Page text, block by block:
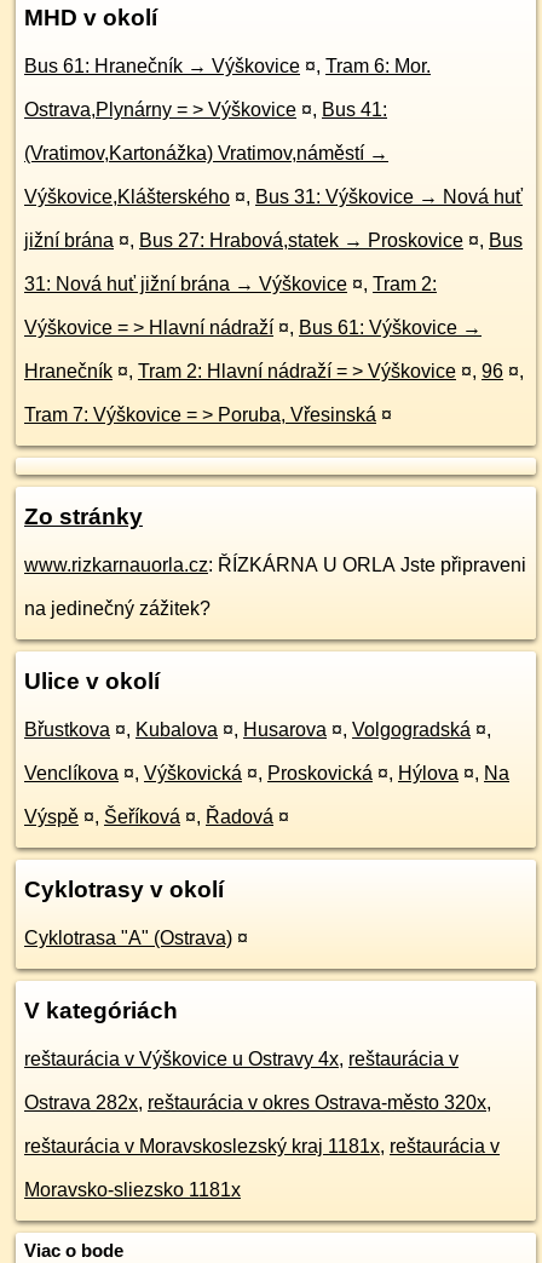
MHD v okolí
Bus 61: Hranečník → Výškovice ¤, Tram 6: Mor.
Ostrava,Plynárny = > Výškovice ¤, Bus 41:
(Vratimov,Kartonážka) Vratimov,náměstí →
Výškovice,Klášterského ¤, Bus 31: Výškovice → Nová huť
jižní brána ¤, Bus 27: Hrabová,statek → Proskovice ¤, Bus
31: Nová huť jižní brána → Výškovice ¤, Tram 2:
Výškovice = > Hlavní nádraží ¤, Bus 61: Výškovice →
Hranečník ¤, Tram 2: Hlavní nádraží = > Výškovice ¤, 96 ¤,
Tram 7: Výškovice = > Poruba, Vřesinská ¤
Zo stránky
www.rizkarnauorla.cz: ŘÍZKÁRNA U ORLA Jste připraveni
na jedinečný zážitek?
Ulice v okolí
Břustkova ¤, Kubalova ¤, Husarova ¤, Volgogradská ¤,
Venclíkova ¤, Výškovická ¤, Proskovická ¤, Hýlova ¤, Na
Výspě ¤, Šeříková ¤, Řadová ¤
Cyklotrasy v okolí
Cyklotrasa "A" (Ostrava) ¤
V kategóriách
reštaurácia v Výškovice u Ostravy 4x, reštaurácia v
Ostrava 282x, reštaurácia v okres Ostrava-město 320x,
reštaurácia v Moravskoslezský kraj 1181x, reštaurácia v
Moravsko-sliezsko 1181x
Viac o bode